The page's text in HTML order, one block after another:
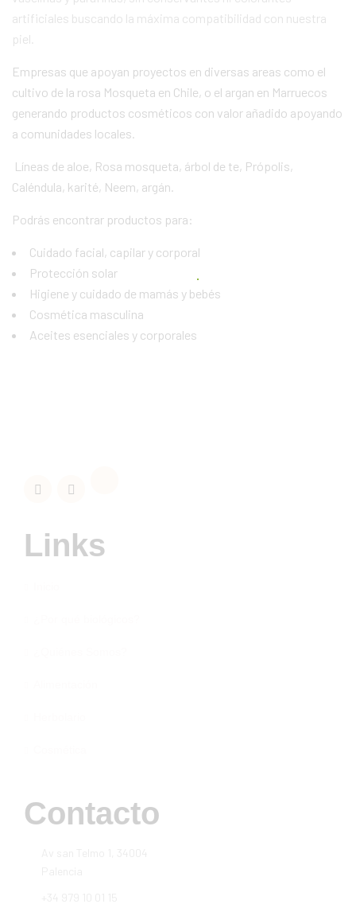
artificiales buscando la máxima compatibilidad con nuestra
piel.
Empresas que apoyan proyectos en diversas areas como el
cultivo de la rosa Mosqueta en Chile, o el argan en Marruecos
generando productos cosméticos con valor añadido apoyando
a comunidades locales.
Líneas de aloe, Rosa mosqueta, árbol de te, Própolis,
Caléndula, karité, Neem, argán.
Podrás encontrar productos para:
Cuidado facial, capilar y corporal
Protección solar
Higiene y cuidado de mamás y bebés
Cosmética masculina
Aceites esenciales y corporales
Links
Contacto